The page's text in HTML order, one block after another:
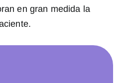
en gran medida la